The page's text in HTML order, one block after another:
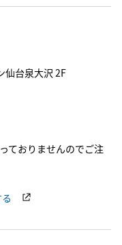
仙台泉大沢 2F
ておりませんのでご注